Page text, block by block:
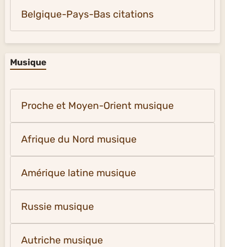
Belgique-Pays-Bas citations
Musique
Proche et Moyen-Orient musique
Afrique du Nord musique
Amérique latine musique
Russie musique
Autriche musique